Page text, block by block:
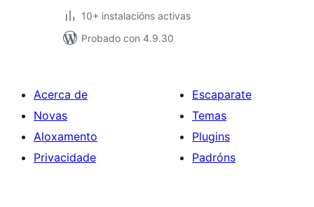
10+ instalacións activas
Probado con 4.9.30
Acerca de
Novas
Aloxamento
Privacidade
Escaparate
Temas
Plugins
Padróns